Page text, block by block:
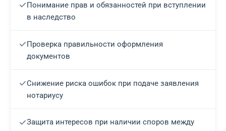
Понимание прав и обязанностей при вступлении
в наследство
Проверка правильности оформления
документов
Снижение риска ошибок при подаче заявления
нотариусу
Защита интересов при наличии споров между